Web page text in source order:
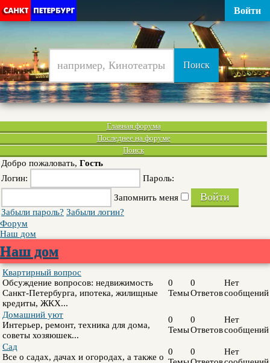
Войти
Главная форума
Последнее на форуме
Поиск
Добро пожаловать, Гость
Логин:
Пароль:
Запомнить меня
Забыли пароль? Забыли логин?
Форум
Наш дом
Наш дом
Квартирный вопрос
Обсуждение вопросов: недвижимость
Санкт-Петербурга, ипотека, жилищные
кредиты, ЖКХ...
0
Темы
0
Ответов
Нет
сообщений
Домашний уют
Интерьер, ремонт, техника для дома,
советы хозяюшек...
0
Темы
0
Ответов
Нет
сообщений
Сад
Все о садах, дачах и огородах, а также о
0
0
Нет